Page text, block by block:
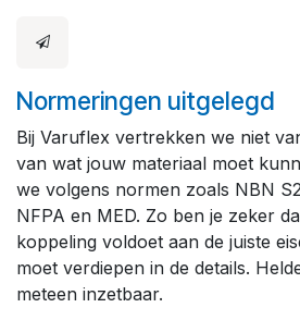
Normeringen uitgelegd
Bij Varuflex vertrekken we niet
van wat jouw materiaal moet
we volgens normen zoals NBN
NFPA en MED. Zo ben je zeker
koppeling voldoet aan de juiste
moet verdiepen in de details.
meteen inzetbaar.